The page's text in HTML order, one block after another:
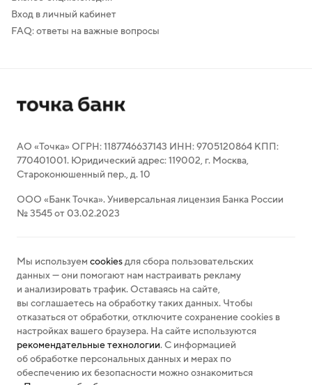
Вход в личный кабинет
FAQ: ответы на важные вопросы
АО «Точка» ОГРН: 1187746637143 ИНН: 9705120864 КПП:
770401001. Юридический адрес: 119002, г. Москва,
Староконюшенный пер., д. 10
ООО «Банк Точка». Универсальная лицензия Банка России
№ 3545 от 03.02.2023
Мы используем cookiesдля сбора пользовательских
данных — они помогают нам настраивать рекламу
и анализировать трафик. Оставаясь на сайте,
вы соглашаетесь на обработку таких данных. Чтобы
отказаться от обработки, отключите сохранение cookies в
настройках вашего браузера. На сайте используются
рекомендательные технологии. С информацией
об обработке персональных данных и мерах по
обеспечению их безопасности можно ознакомиться